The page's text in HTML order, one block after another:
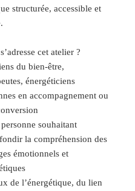
structurée, accessible et
cet atelier ?
du bien-être,
énergéticiens
en accompagnement ou
souhaitant
la compréhension des
émotionnels et
de l’énergétique, du lien